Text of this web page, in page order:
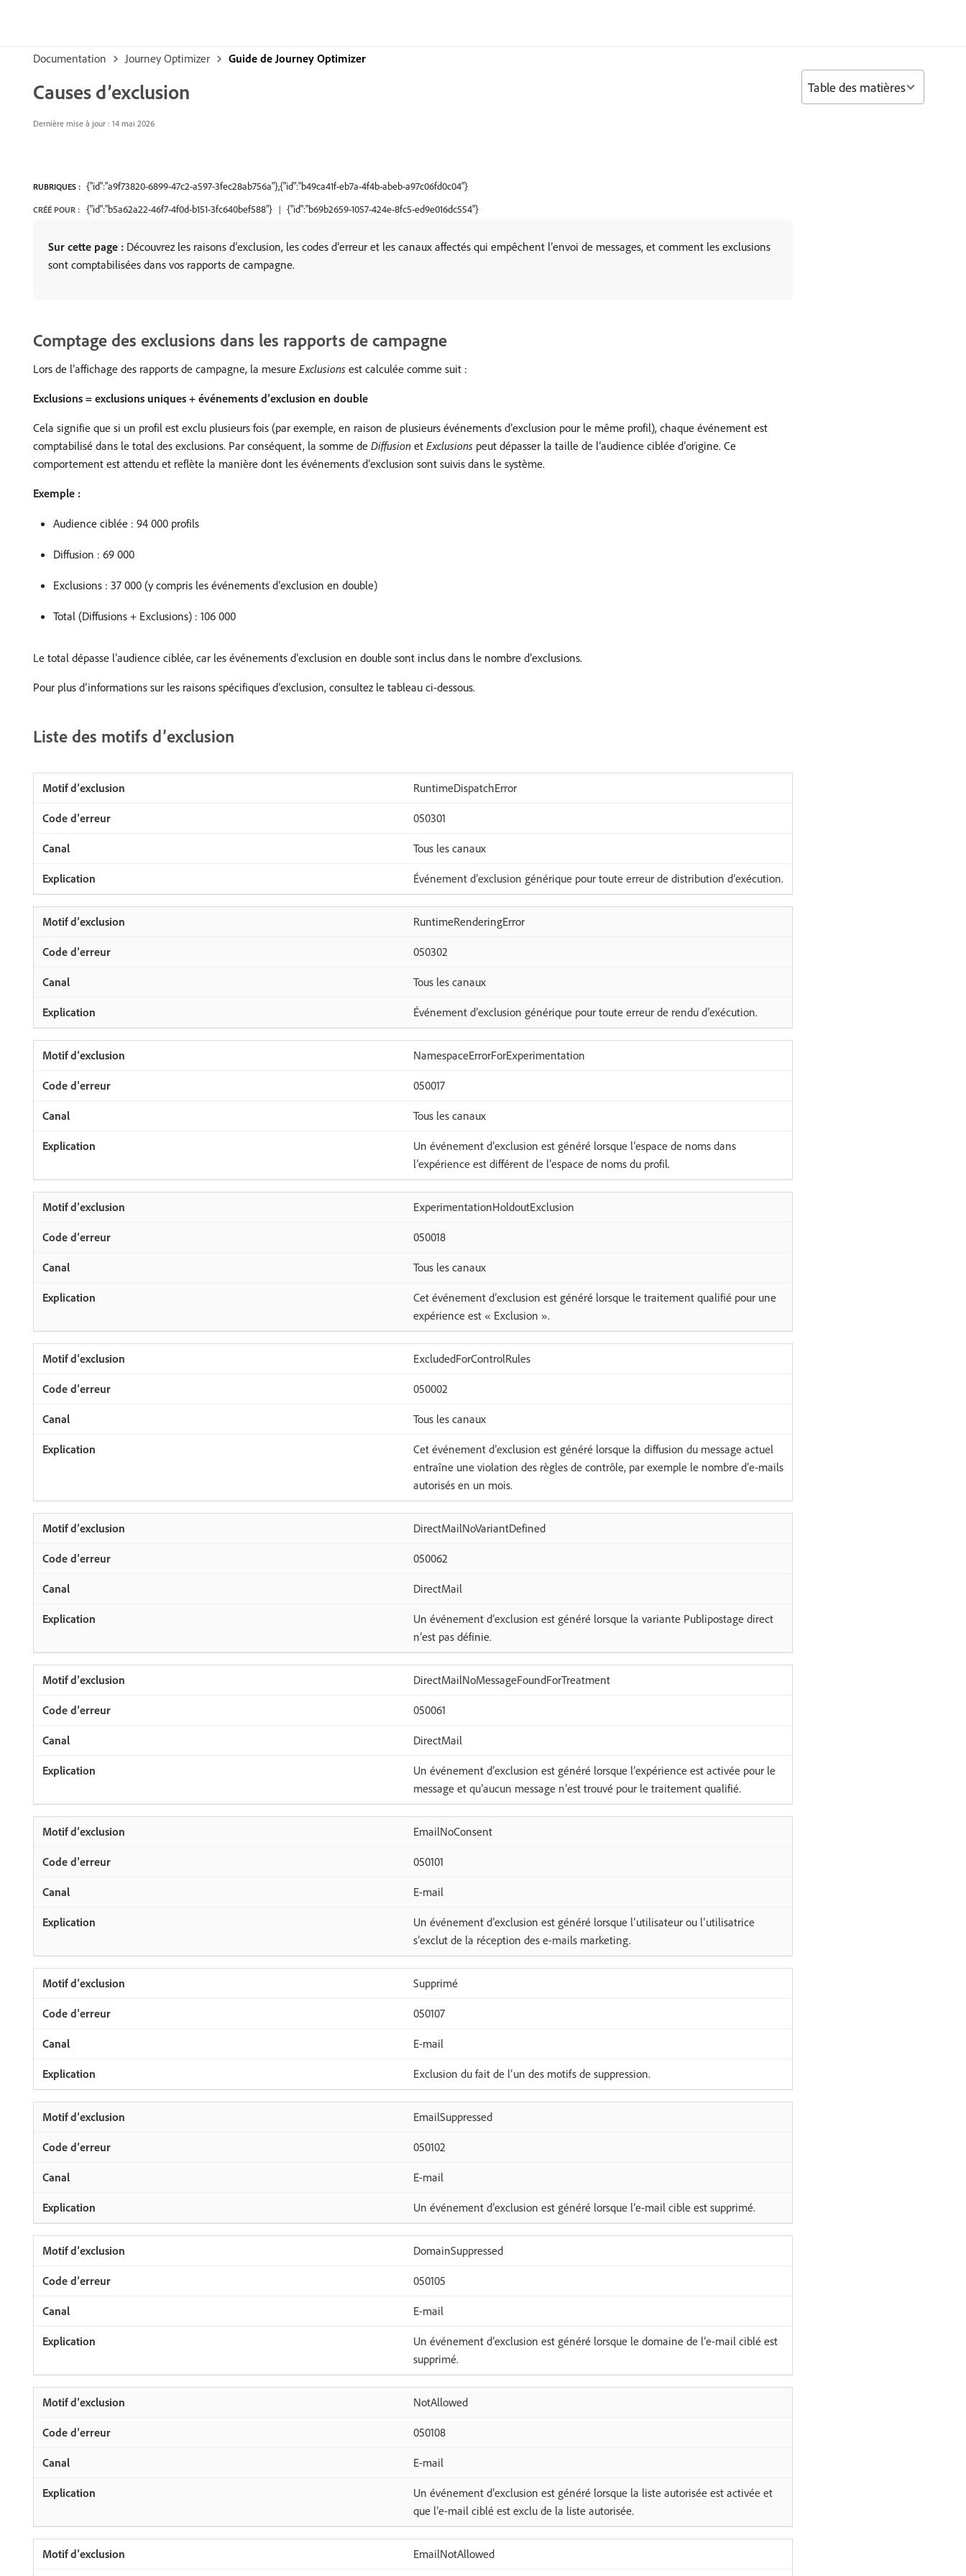
Documentation Journey Optimizer Guide de Journey Optimizer
Causes d’exclusion
Dernière mise à jour : 14 mai 2026
RUBRIQUES : {"id":"a9f73820-6899-47c2-a597-3fec28ab756a"},{"id":"b49ca41f-eb7a-4f4b-abeb-a97c06fd0c04"}
CRÉÉ POUR : {"id":"b5a62a22-46f7-4f0d-b151-3fc640bef588"} {"id":"b69b2659-1057-424e-8fc5-ed9e016dc554"}
Sur cette page : Découvrez les raisons d’exclusion, les codes d’erreur et les canaux affectés qui empêchent l’envoi de messages, et comment les exclusions
sont comptabilisées dans vos rapports de campagne.
Comptage des exclusions dans les rapports de campagne
Lors de l’affichage des rapports de campagne, la mesure Exclusions est calculée comme suit :
Exclusions = exclusions uniques + événements d’exclusion en double
Cela signifie que si un profil est exclu plusieurs fois (par exemple, en raison de plusieurs événements d’exclusion pour le même profil), chaque événement est
comptabilisé dans le total des exclusions. Par conséquent, la somme de Diffusion et Exclusions peut dépasser la taille de l’audience ciblée d’origine. Ce
comportement est attendu et reflète la manière dont les événements d’exclusion sont suivis dans le système.
Exemple :
Audience ciblée : 94 000 profils
Diffusion : 69 000
Exclusions : 37 000 (y compris les événements d’exclusion en double)
Total (Diffusions + Exclusions) : 106 000
Le total dépasse l’audience ciblée, car les événements d’exclusion en double sont inclus dans le nombre d’exclusions.
Pour plus d’informations sur les raisons spécifiques d’exclusion, consultez le tableau ci-dessous.
Liste des motifs d’exclusion
RuntimeDispatchError
050301
Tous les canaux
Événement d’exclusion générique pour toute erreur de distribution d’exécution.
RuntimeRenderingError
050302
Tous les canaux
Événement d’exclusion générique pour toute erreur de rendu d’exécution.
NamespaceErrorForExperimentation
050017
Tous les canaux
Un événement d’exclusion est généré lorsque l’espace de noms dans
l’expérience est différent de l’espace de noms du profil.
ExperimentationHoldoutExclusion
050018
Tous les canaux
Cet événement d’exclusion est généré lorsque le traitement qualifié pour une
expérience est « Exclusion ».
ExcludedForControlRules
050002
Tous les canaux
Cet événement d’exclusion est généré lorsque la diffusion du message actuel
entraîne une violation des règles de contrôle, par exemple le nombre d’e-mails
autorisés en un mois.
DirectMailNoVariantDefined
050062
DirectMail
Un événement d’exclusion est généré lorsque la variante Publipostage direct
n’est pas définie.
DirectMailNoMessageFoundForTreatment
050061
DirectMail
Un événement d’exclusion est généré lorsque l’expérience est activée pour le
message et qu’aucun message n’est trouvé pour le traitement qualifié.
EmailNoConsent
050101
E-mail
Un événement d’exclusion est généré lorsque l’utilisateur ou l’utilisatrice
s’exclut de la réception des e-mails marketing.
Supprimé
050107
E-mail
Exclusion du fait de l’un des motifs de suppression.
EmailSuppressed
050102
E-mail
Un événement d’exclusion est généré lorsque l’e-mail cible est supprimé.
DomainSuppressed
050105
E-mail
Un événement d’exclusion est généré lorsque le domaine de l’e-mail ciblé est
supprimé.
NotAllowed
050108
E-mail
Un événement d’exclusion est généré lorsque la liste autorisée est activée et
que l’e-mail ciblé est exclu de la liste autorisée.
EmailNotAllowed
Table des matières